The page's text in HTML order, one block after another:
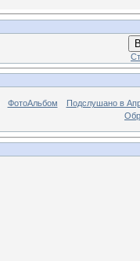
ФотоАльбом
Подслушано в